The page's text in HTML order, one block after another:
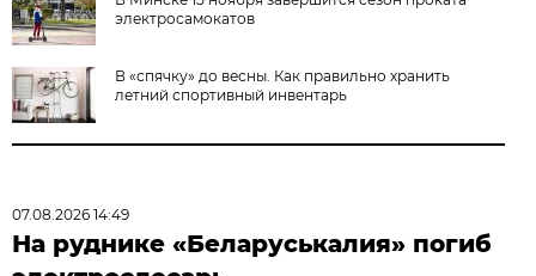
электросамокатов
В «спячку» до весны. Как правильно хранить
летний спортивный инвентарь
07.08.2026 14:49
На руднике «Беларуськалия» погиб